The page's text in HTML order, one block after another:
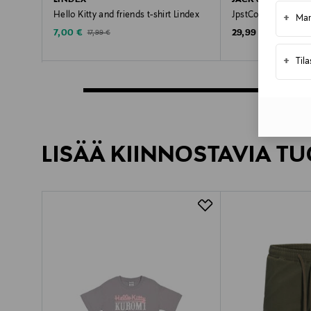
+
+
Hello Kitty and friends t-shirt Lindex
Discounted Price
7,00 € Original Price
17,99 €
JpstCole Dylan
Original Price
29,99 €
LISÄÄ KIINNOSTAVIA